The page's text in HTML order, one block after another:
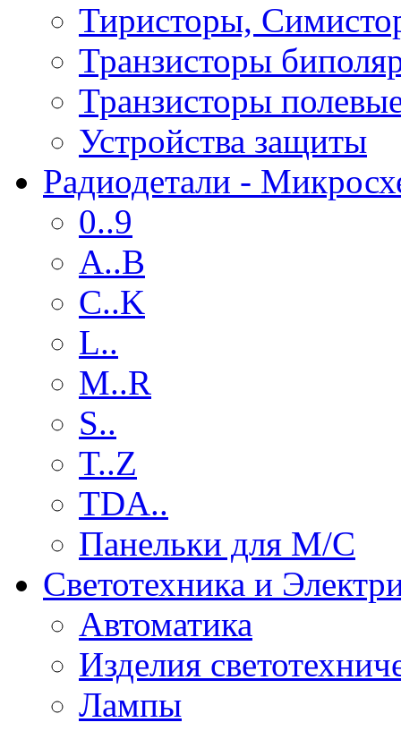
Тиристоры,
Транзисторы
Транзисторы
Устройства защиты
Радиодетали -
0..9
A..B
C..K
L..
M..R
S..
T..Z
TDA..
Панельки для М/С
Светотехника и
Автоматика
Изделия
Лампы